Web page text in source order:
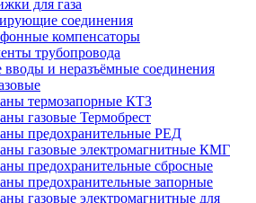
для газа
соединения
компенсаторы
трубопровода
и неразъёмные соединения
термозапорные КТЗ
газовые Термобрест
предохранительные РЕД
газовые электромагнитные КМГ
предохранительные сбросные
предохранительные запорные
газовые электромагнитные для